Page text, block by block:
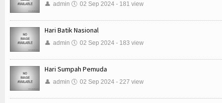
👤 admin 🕔 02 Sep 2024 - 181 view
Hari Batik Nasional
👤 admin 🕔 02 Sep 2024 - 183 view
Hari Sumpah Pemuda
👤 admin 🕔 02 Sep 2024 - 227 view